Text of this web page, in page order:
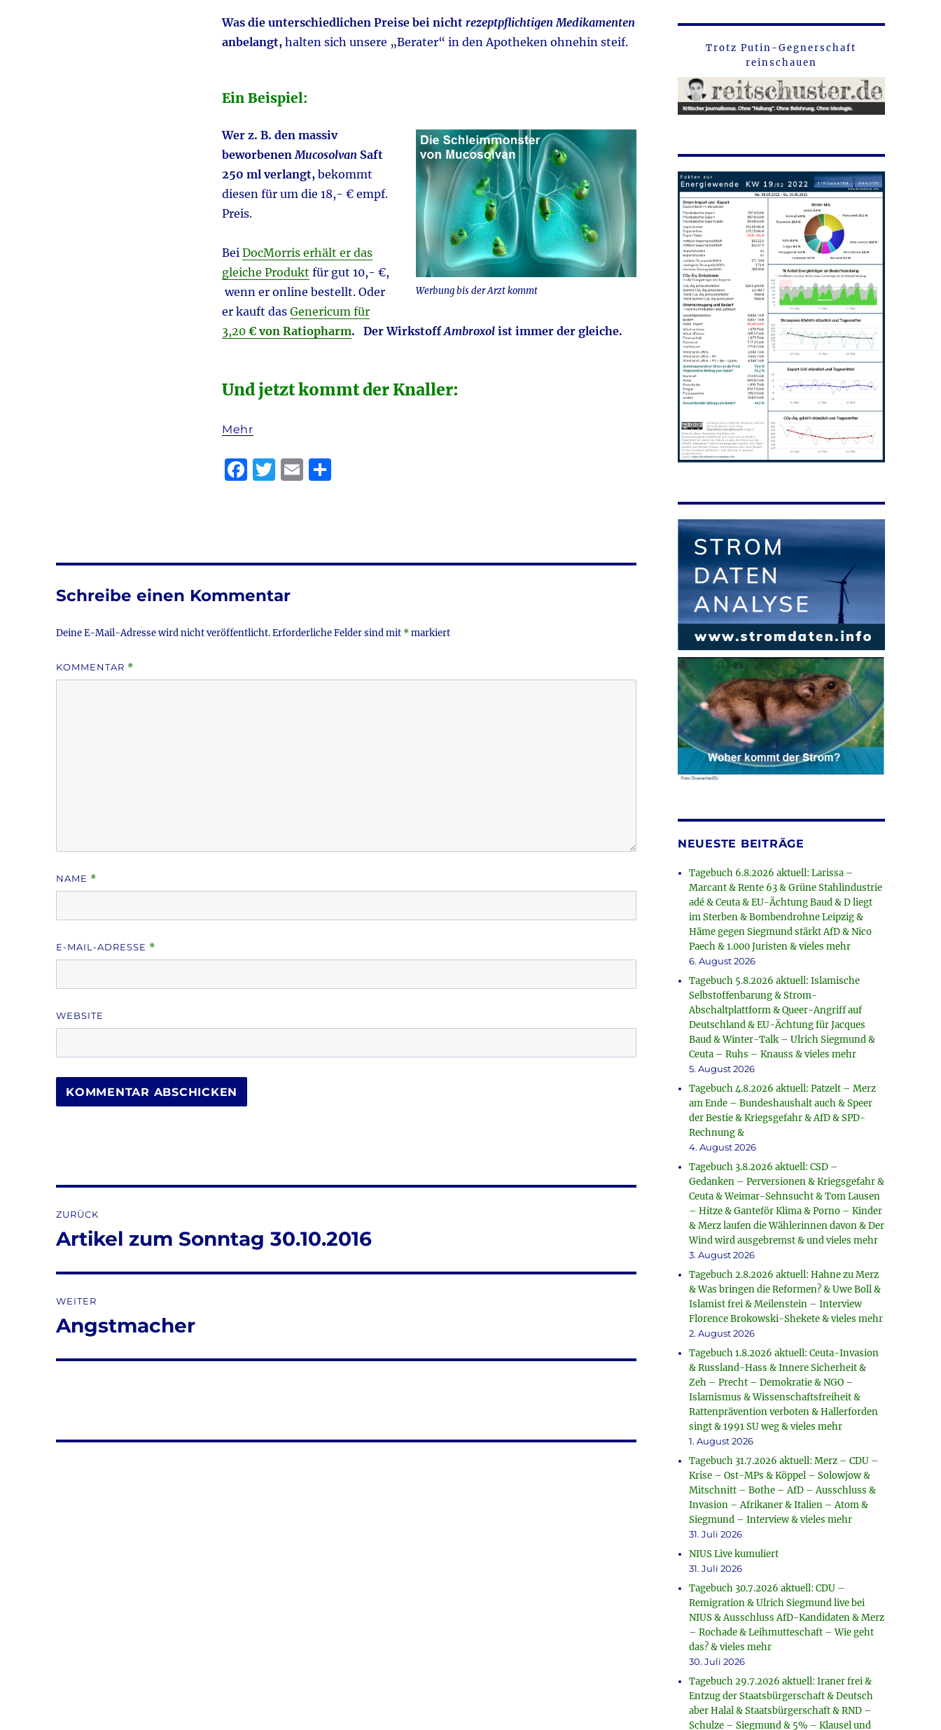
Was die unterschiedlichen Preise bei nicht rezeptpflichtigen Medikamenten
anbelangt,halten sich unsere „Berater“ in den Apotheken ohnehin steif.
Ein Beispiel:
Werbung bis der Arzt kommt
Wer z. B. den massiv
beworbenenMucosolvanSaft
250 ml verlangt,bekommt
diesen für um die 18,- € empf.
Preis.
Bei DocMorris erhält er das
gleiche Produkt für gut 10,- €,
wenn er online bestellt. Oder
er kauft das Genericum für
3,20 € von Ratiopharm. Der WirkstoffAmbroxol ist immer der gleiche.
Und jetzt kommt der Knaller:
Mehr
F
b
o
k
T
r
E T
Schreibe einen Kommentar
Deine E-Mail-Adresse wird nicht veröffentlicht.Erforderliche Felder sind mit *markiert
KOMMENTAR *
NAME *
E-MAIL-ADRESSE *
WEBSITE
ZURÜCK
Vorheriger
Artikel zum Sonntag 30.10.2016
WEITER
Nächster
Angstmacher
Trotz Putin-Gegnerschaft
reinschauen
NEUESTE BEITRÄGE
Tagebuch 6.8.2026 aktuell: Larissa –
Marcant & Rente 63 & Grüne Stahlindustrie
adé & Ceuta & EU-Ächtung Baud & D liegt
im Sterben & Bombendrohne Leipzig &
Häme gegen Siegmund stärkt AfD & Nico
Paech & 1.000 Juristen & vieles mehr
6. August 2026
Tagebuch 5.8.2026 aktuell: Islamische
Selbstoffenbarung & Strom-
Abschaltplattform & Queer-Angriff auf
Deutschland & EU-Ächtung für Jacques
Baud & Winter-Talk – Ulrich Siegmund &
Ceuta – Ruhs – Knauss & vieles mehr
5. August 2026
Tagebuch 4.8.2026 aktuell: Patzelt – Merz
am Ende – Bundeshaushalt auch & Speer
der Bestie & Kriegsgefahr & AfD & SPD-
Rechnung &
4. August 2026
Tagebuch 3.8.2026 aktuell: CSD –
Gedanken – Perversionen & Kriegsgefahr &
Ceuta & Weimar-Sehnsucht & Tom Lausen
– Hitze & Ganteför Klima & Porno – Kinder
& Merz laufen die Wählerinnen davon & Der
Wind wird ausgebremst & und vieles mehr
3. August 2026
Tagebuch 2.8.2026 aktuell: Hahne zu Merz
& Was bringen die Reformen? & Uwe Boll &
Islamist frei & Meilenstein – Interview
Florence Brokowski-Shekete & vieles mehr
2. August 2026
Tagebuch 1.8.2026 aktuell: Ceuta-Invasion
& Russland-Hass & Innere Sicherheit &
Zeh – Precht – Demokratie & NGO –
Islamismus & Wissenschaftsfreiheit &
Rattenprävention verboten & Hallerforden
singt & 1991 SU weg & vieles mehr
1. August 2026
Tagebuch 31.7.2026 aktuell: Merz – CDU –
Krise – Ost-MPs & Köppel – Solowjow &
Mitschnitt – Bothe – AfD – Ausschluss &
Invasion – Afrikaner & Italien – Atom &
Siegmund – Interview & vieles mehr
31. Juli 2026
NIUS Live kumuliert
31. Juli 2026
Tagebuch 30.7.2026 aktuell: CDU –
Remigration & Ulrich Siegmund live bei
NIUS & Ausschluss AfD-Kandidaten & Merz
– Rochade & Leihmutteschaft – Wie geht
das? & vieles mehr
30. Juli 2026
Tagebuch 29.7.2026 aktuell: Iraner frei &
Entzug der Staatsbürgerschaft & Deutsch
aber Halal & Staatsbürgerschaft & RND –
Schulze – Siegmund & 5% – Klausel und